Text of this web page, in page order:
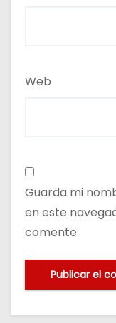
Web
Guarda mi
en este
comente.